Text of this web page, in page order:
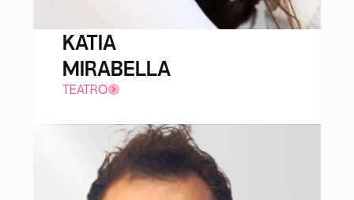
KATIA
MIRABELLA
TEATRO